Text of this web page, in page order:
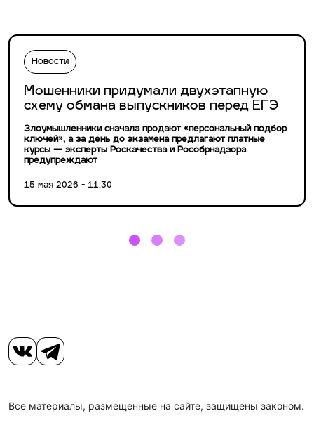
Новости
Мошенники придумали двухэтапную
схему обмана выпускников перед ЕГЭ
Злоумышленники сначала продают «персональный подбор
ключей», а за день до экзамена предлагают платные
курсы — эксперты Роскачества и Рособрнадзора
предупреждают
15 мая 2026 - 11:30
Все материалы, размещенные на сайте, защищены законом.